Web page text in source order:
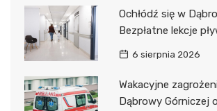
Ochłódź się w
Bezpłatne lekcje
6 sierpnia 2026
Wakacyjne
Dąbrowy Górniczej